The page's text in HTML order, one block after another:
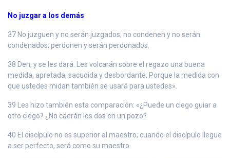
No juzgar a los demás
37 No juzguen y no serán juzgados; no condenen y no serán
condenados; perdonen y serán perdonados.
38 Den, y se les dará. Les volcarán sobre el regazo una buena
medida, apretada, sacudida y desbordante. Porque la medida con
que ustedes midan también se usará para ustedes».
39 Les hizo también esta comparación: «¿Puede un ciego guiar a
otro ciego? ¿No caerán los dos en un pozo?
40 El discípulo no es superior al maestro; cuando el discípulo llegue
a ser perfecto, será como su maestro.